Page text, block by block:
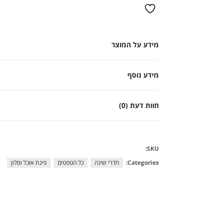
מידע על המוצר
מידע נוסף
חוות דעת (0)
SKU:
Categories:
חדרי שינה כל הטפטים פינת אוכל וסלון